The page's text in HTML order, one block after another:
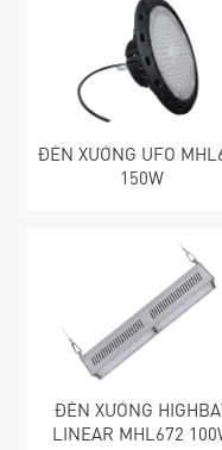
ĐÈN XƯỞNG UFO
150W
ĐÈN XƯỞNG
LINEAR MHL672